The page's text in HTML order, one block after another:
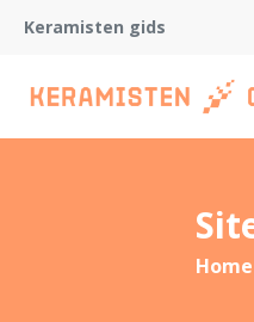
Keramisten gids
Home